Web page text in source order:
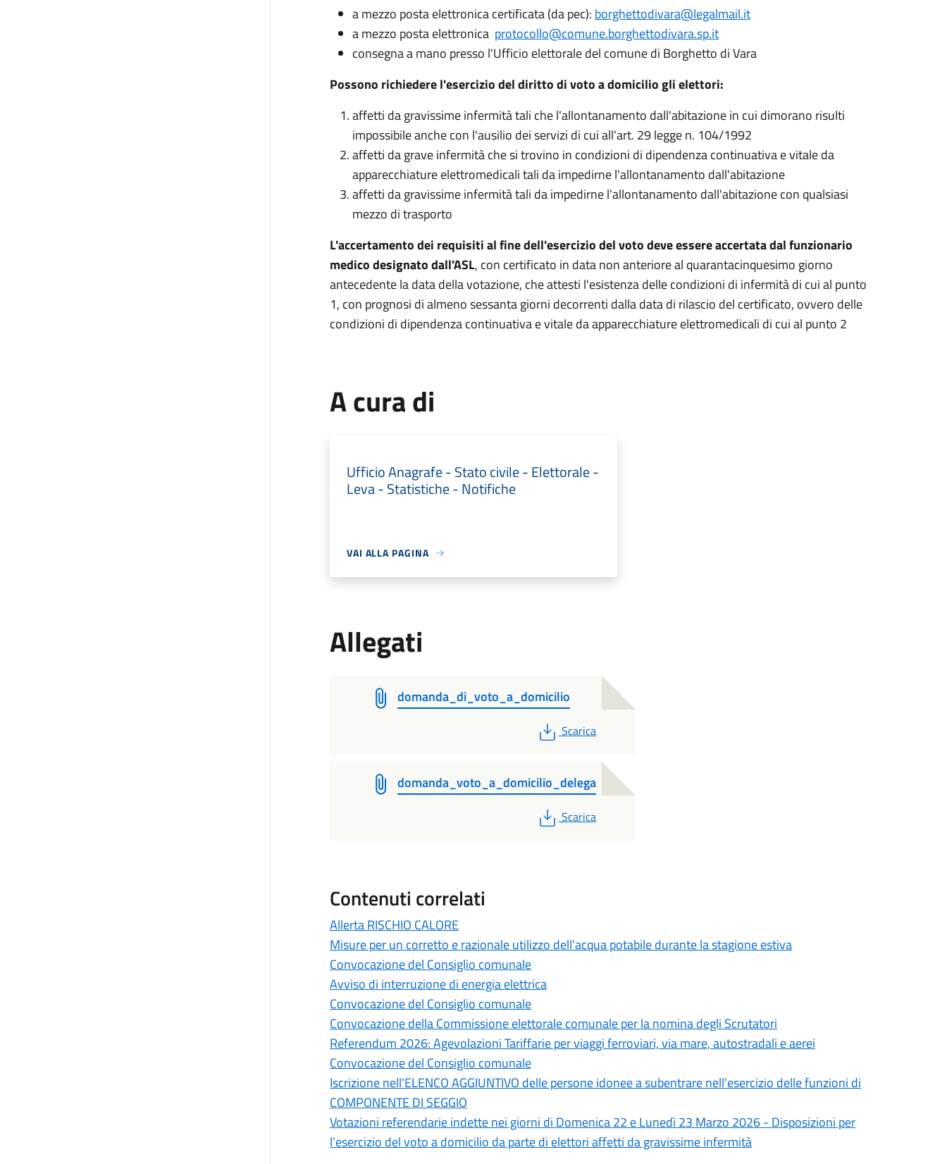
a mezzo posta elettronica certificata (da pec): borghettodivara@legalmail.it
a mezzo posta elettronica protocollo@comune.borghettodivara.sp.it
consegna a mano presso l'Ufficio elettorale del comune di Borghetto di Vara
Possono richiedere l'esercizio del diritto di voto a domicilio gli elettori:
affetti da gravissime infermità tali che l'allontanamento dall'abitazione in cui dimorano risulti
impossibile anche con l'ausilio dei servizi di cui all'art. 29 legge n. 104/1992
affetti da grave infermità che si trovino in condizioni di dipendenza continuativa e vitale da
apparecchiature elettromedicali tali da impedirne l'allontanamento dall'abitazione
affetti da gravissime infermità tali da impedirne l'allontanamento dall'abitazione con qualsiasi
mezzo di trasporto
L'accertamento dei requisiti al fine dell'esercizio del voto deve essere accertata dal funzionario
medico designato dall'ASL, con certificato in data non anteriore al quarantacinquesimo giorno
antecedente la data della votazione, che attesti l'esistenza delle condizioni di infermità di cui al punto
1, con prognosi di almeno sessanta giorni decorrenti dalla data di rilascio del certificato, ovvero delle
condizioni di dipendenza continuativa e vitale da apparecchiature elettromedicali di cui al punto 2
A cura di
Ufficio Anagrafe - Stato civile - Elettorale -
Leva - Statistiche - Notifiche
VAI ALLA PAGINA
Allegati
domanda_di_voto_a_domicilio
PDF
Scarica
domanda_voto_a_domicilio_delega
PDF
Scarica
Contenuti correlati
Allerta RISCHIO CALORE
Misure per un corretto e razionale utilizzo dell’acqua potabile durante la stagione estiva
Convocazione del Consiglio comunale
Avviso di interruzione di energia elettrica
Convocazione del Consiglio comunale
Convocazione della Commissione elettorale comunale per la nomina degli Scrutatori
Referendum 2026: Agevolazioni Tariffarie per viaggi ferroviari, via mare, autostradali e aerei
Convocazione del Consiglio comunale
Iscrizione nell'ELENCO AGGIUNTIVO delle persone idonee a subentrare nell'esercizio delle funzioni di
COMPONENTE DI SEGGIO
Votazioni referendarie indette nei giorni di Domenica 22 e Lunedì 23 Marzo 2026 - Disposizioni per
l’esercizio del voto a domicilio da parte di elettori affetti da gravissime infermità